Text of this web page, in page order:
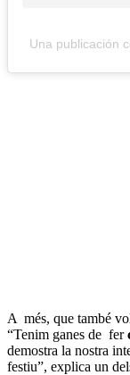
Una publicación
A més, que també
“Tenim ganes de fer
demostra la nostra
festiu”, explica un